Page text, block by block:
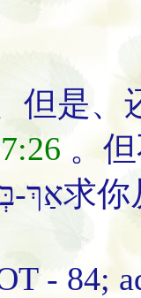
但是、
。 但
,17求你
- 84;